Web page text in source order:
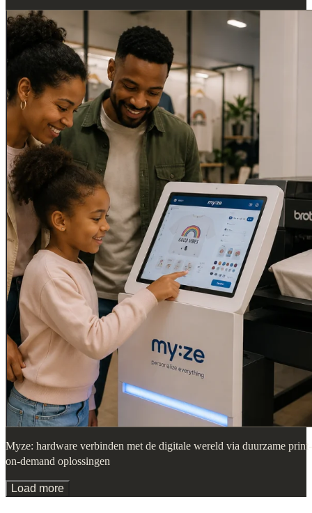
Myze: hardware verbinden met de digitale wereld via duurzame print-
on-demand oplossingen
Load more